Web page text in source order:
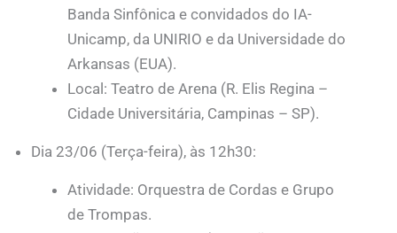
Banda Sinfônica e convidados do IA-
Unicamp, da UNIRIO e da Universidade do
Arkansas (EUA).
Local: Teatro de Arena (R. Elis Regina –
Cidade Universitária, Campinas – SP).
Dia 23/06 (Terça-feira), às 12h30:
Atividade: Orquestra de Cordas e Grupo
de Trompas.